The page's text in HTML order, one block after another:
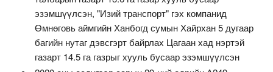
эзэмшүүлсэн, "Изий транспорт" гэх компанид
Өмнөговь аймгийн Ханбогд сумын Хайрхан 5 дугаар
багийн нутаг дэвсгэрт байрлах Цагаан хад нэртэй
газарт 14.5 га газрыг хууль бусаар эзэмшүүлсэн